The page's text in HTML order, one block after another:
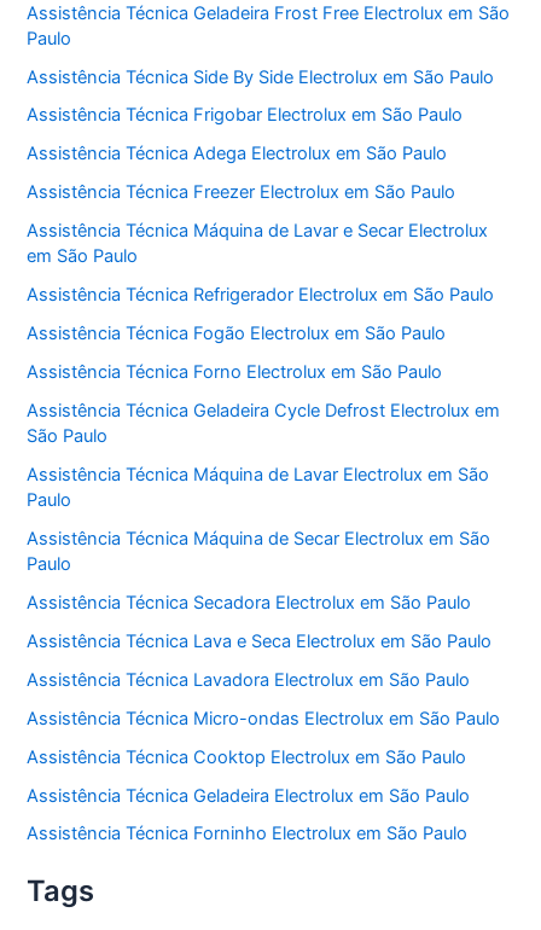
Assistência Técnica Geladeira Frost Free Electrolux em São
Paulo
Assistência Técnica Side By Side Electrolux em São Paulo
Assistência Técnica Frigobar Electrolux em São Paulo
Assistência Técnica Adega Electrolux em São Paulo
Assistência Técnica Freezer Electrolux em São Paulo
Assistência Técnica Máquina de Lavar e Secar Electrolux
em São Paulo
Assistência Técnica Refrigerador Electrolux em São Paulo
Assistência Técnica Fogão Electrolux em São Paulo
Assistência Técnica Forno Electrolux em São Paulo
Assistência Técnica Geladeira Cycle Defrost Electrolux em
São Paulo
Assistência Técnica Máquina de Lavar Electrolux em São
Paulo
Assistência Técnica Máquina de Secar Electrolux em São
Paulo
Assistência Técnica Secadora Electrolux em São Paulo
Assistência Técnica Lava e Seca Electrolux em São Paulo
Assistência Técnica Lavadora Electrolux em São Paulo
Assistência Técnica Micro-ondas Electrolux em São Paulo
Assistência Técnica Cooktop Electrolux em São Paulo
Assistência Técnica Geladeira Electrolux em São Paulo
Assistência Técnica Forninho Electrolux em São Paulo
Tags